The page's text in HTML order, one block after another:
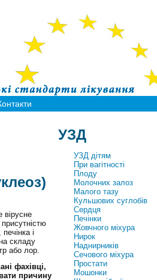
вірусне
і
складу
або лор.
фахівці,
причину
УЗД
УЗД дітям
При вагітності
Плоду
Молочних залоз
Малого тазу
Кульшових суглобів
Сердця
Печінки
Жовчного міхура
Нирок
Наднирників
Сечового міхура
Простати
Мошонки